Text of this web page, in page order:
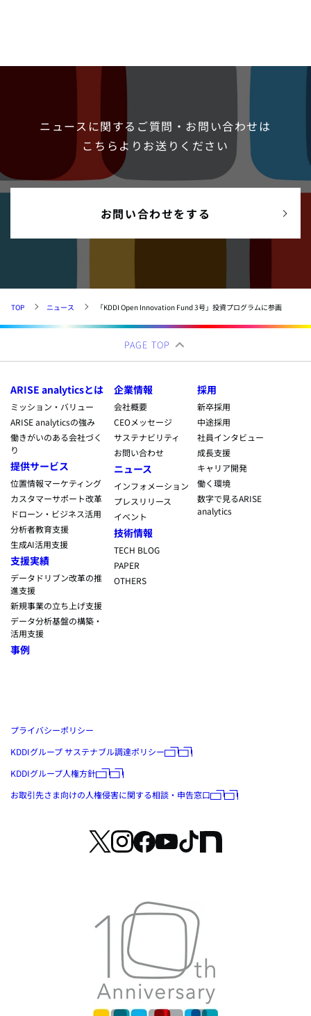
ニュースに関するご質問・お問い合わせは
こちらよりお送りください
お問い合わせをする
TOP ニュース 「KDDI Open Innovation Fund 3号」投資プログラムに参画
PAGE TOP
プライバシーポリシー
KDDIグループ サステナブル調達ポリシー
KDDIグループ人権方針
お取引先さま向けの人権侵害に関する相談・申告窓口
ARISE analyticsとは
ミッション・バリュー
ARISE analyticsの強み
働きがいのある会社づく
り
提供サービス
位置情報マーケティング
カスタマーサポート改革
ドローン・ビジネス活用
分析者教育支援
生成AI活用支援
支援実績
データドリブン改革の推
進支援
新規事業の立ち上げ支援
データ分析基盤の構築・
活用支援
事例
企業情報
会社概要
CEOメッセージ
サステナビリティ
お問い合わせ
ニュース
インフォメーション
プレスリリース
イベント
技術情報
TECH BLOG
PAPER
OTHERS
採用
新卒採用
中途採用
社員インタビュー
成長支援
キャリア開発
働く環境
数字で見るARISE
analytics